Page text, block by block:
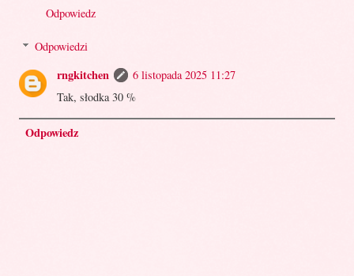
Odpowiedz
Odpowiedzi
rngkitchen
6 listopada 2025 11:27
Tak, słodka 30 %
Odpowiedz